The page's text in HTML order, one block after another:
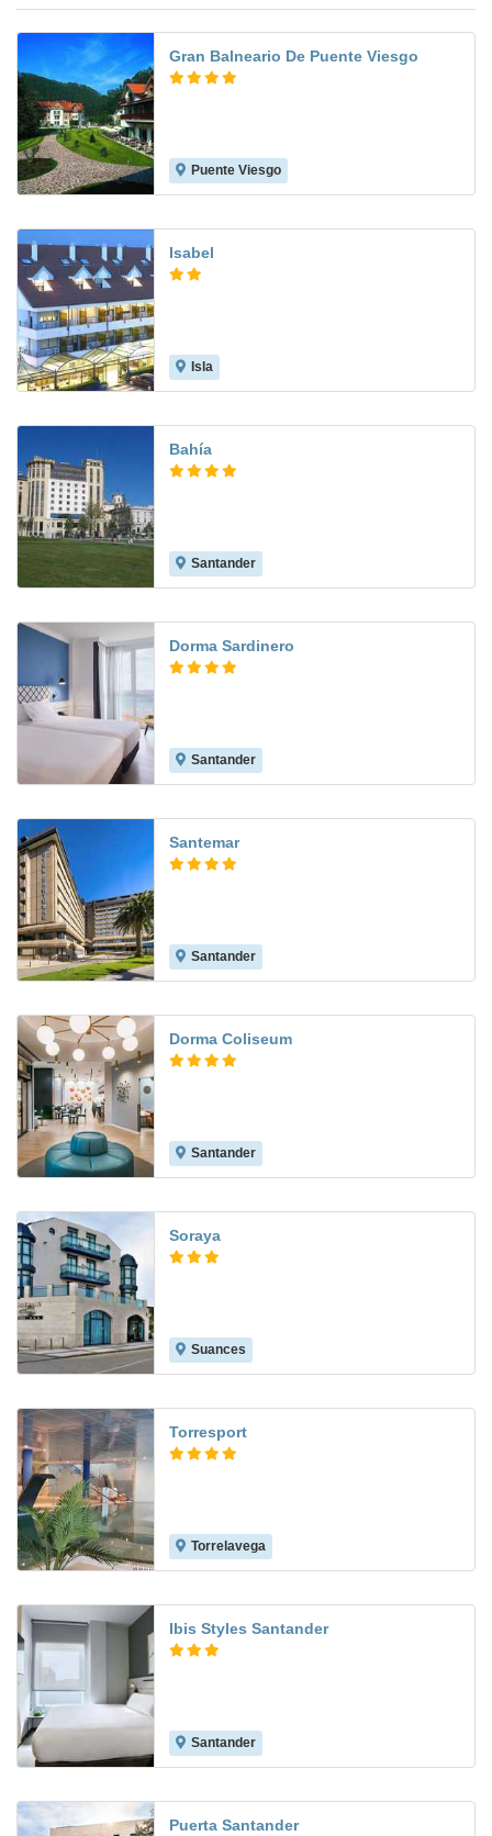
Gran Balneario De Puente Viesgo
Puente Viesgo
Isabel
Isla
Bahía
Santander
Dorma Sardinero
Santander
Santemar
Santander
Dorma Coliseum
Santander
Soraya
Suances
Torresport
Torrelavega
Ibis Styles Santander
Santander
Puerta Santander